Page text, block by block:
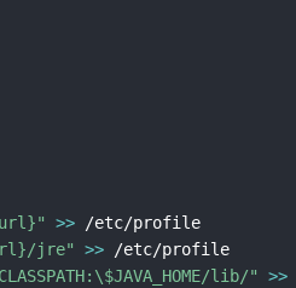
" >> /etc/profile
/jre" >> /etc/profile
$JAVA_HOME/lib/" >>